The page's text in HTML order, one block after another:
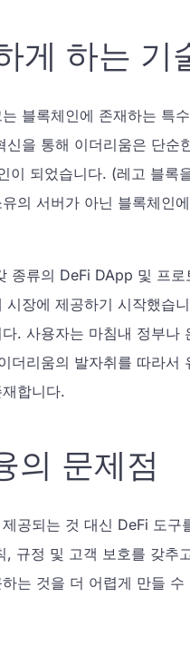
게 하는 기
블록체인에 존재하는 특
을 통해 이더리움은 단
이 되었습니다. (레고 블
의 서버가 아닌 블록체인
종류의 DeFi DApp 및 프
시장에 제공하기 시작했습
. 사용자는 마침내 정부
더리움의 발자취를 따라
합니다.
의 문제점
공되는 것 대신 DeFi 도
, 규정 및 고객 보호를 갖추
는 것을 더 어렵게 만들